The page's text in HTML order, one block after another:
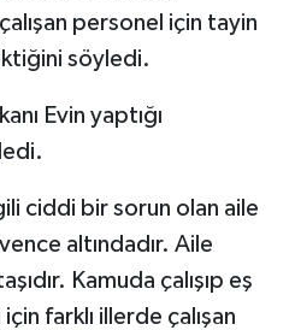
personel için tayin
söyledi.
Evin yaptığı
ciddi bir sorun olan aile
altındadır. Aile
Kamuda çalışıp eş
farklı illerde çalışan